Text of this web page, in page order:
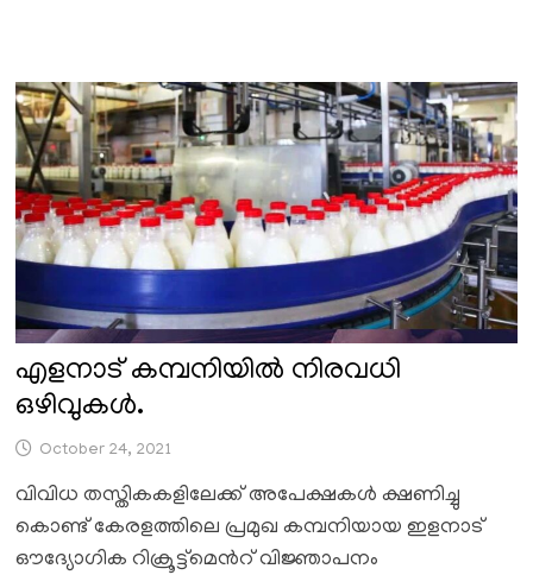
എളനാട് കമ്പനിയിൽ നിരവധി
ഒഴിവുകൾ.
October 24, 2021
വിവിധ തസ്തികകളിലേക്ക് അപേക്ഷകൾ ക്ഷണിച്ചു
കൊണ്ട് കേരളത്തിലെ പ്രമുഖ കമ്പനിയായ ഇളനാട്
ഔദ്യോഗിക റിക്രൂട്ട്മെൻറ് വിജ്ഞാപനം